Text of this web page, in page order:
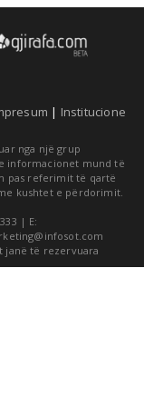
| Institucione
nga një grup
informacionet mund të
pas referimit të qartë
kushtet e përdorimit.
| E:
janë të rezervuara